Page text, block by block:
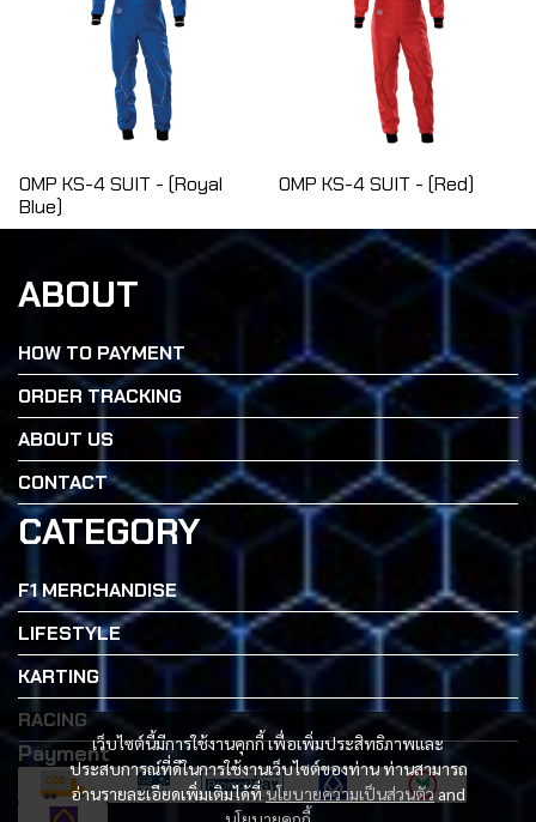
OMP KS-4 SUIT - (Royal
Blue)
OMP KS-4 SUIT - (Red)
เว็บไซต์นี้มีการใช้งานคุกกี้ เพื่อเพิ่มประสิทธิภาพและ
ประสบการณ์ที่ดีในการใช้งานเว็บไซต์ของท่าน ท่านสามารถ
อ่านรายละเอียดเพิ่มเติมได้ที่นโยบายความเป็นส่วนตัว and
ABOUT
HOW TO PAYMENT
ORDER TRACKING
ABOUT US
CONTACT
CATEGORY
F1 MERCHANDISE
LIFESTYLE
KARTING
RACING
Payment